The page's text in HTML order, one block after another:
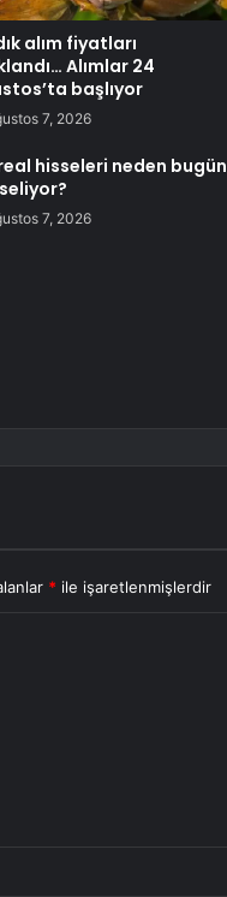
alım fiyatları
Alımlar 24
başlıyor
7, 2026
hisseleri neden bugün
7, 2026
* ile işaretlenmişlerdir